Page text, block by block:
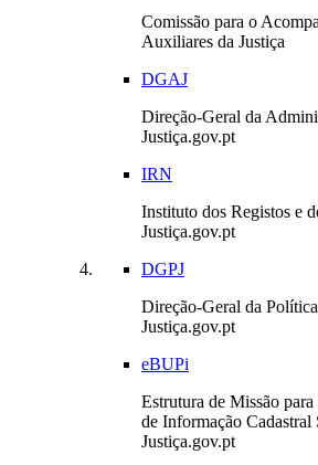
Comissão para o
Auxiliares da Justiça
DGAJ
Direção-Geral da
Justiça.gov.pt
IRN
Instituto dos Registos e
Justiça.gov.pt
DGPJ
Direção-Geral da
Justiça.gov.pt
eBUPi
Estrutura de Missão
de Informação
Justiça.gov.pt